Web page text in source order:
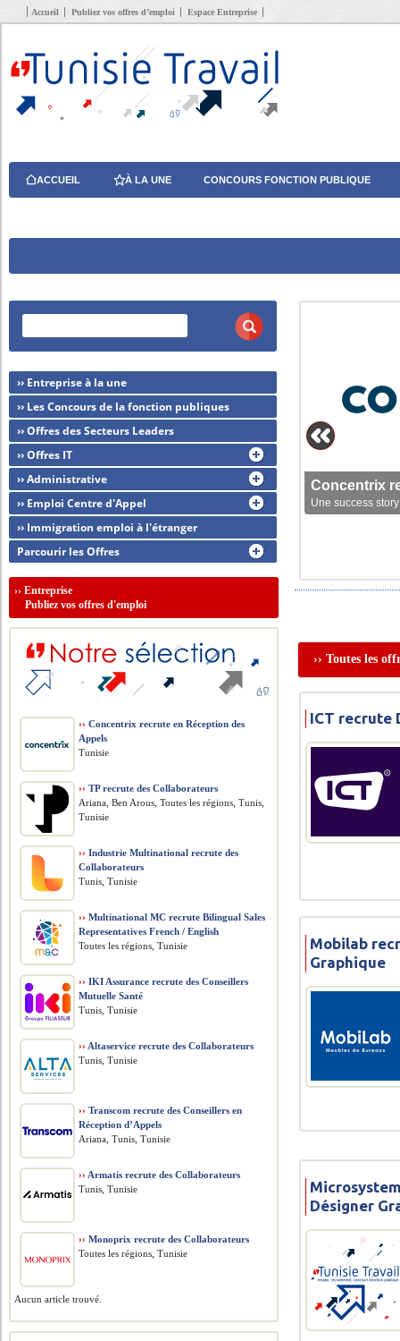
Accueil Publiez vos offres d’emploi Espace Entreprise
ACCUEIL À LA UNE CONCOURS FONCTION PUBLIQUE
Concentrix
Une success
›› Toutes les
ICT recrute
Mobilab
Graphique
Désigner
›› Entreprise à la une
›› Les Concours de la fonction publiques
›› Offres des Secteurs Leaders
›› Offres IT
›› Administrative
›› Emploi Centre d'Appel
›› Immigration emploi à l'étranger
Parcourir les Offres
››Entreprise
Publiez vos offres d'emploi
›› Concentrix recrute en Réception des
Appels
Tunisie
›› TP recrute des Collaborateurs
Ariana, Ben Arous, Toutes les régions, Tunis,
Tunisie
›› Industrie Multinational recrute des
Collaborateurs
Tunis, Tunisie
›› Multinational MC recrute Bilingual Sales
Representatives French / English
Toutes les régions, Tunisie
›› IKI Assurance recrute des Conseillers
Mutuelle Santé
Tunis, Tunisie
›› Altaservice recrute des Collaborateurs
Tunis, Tunisie
›› Transcom recrute des Conseillers en
Réception d’Appels
Ariana, Tunis, Tunisie
›› Armatis recrute des Collaborateurs
Tunis, Tunisie
›› Monoprix recrute des Collaborateurs
Toutes les régions, Tunisie
Aucun article trouvé.